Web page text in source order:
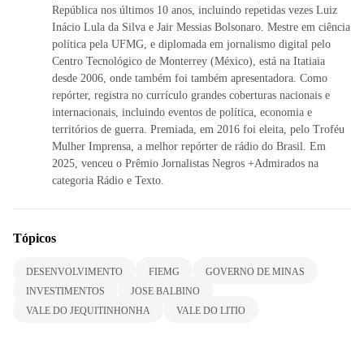
República nos últimos 10 anos, incluindo repetidas vezes Luiz
Inácio Lula da Silva e Jair Messias Bolsonaro. Mestre em ciência
política pela UFMG, e diplomada em jornalismo digital pelo
Centro Tecnológico de Monterrey (México), está na Itatiaia
desde 2006, onde também foi também apresentadora. Como
repórter, registra no currículo grandes coberturas nacionais e
internacionais, incluindo eventos de política, economia e
territórios de guerra. Premiada, em 2016 foi eleita, pelo Troféu
Mulher Imprensa, a melhor repórter de rádio do Brasil. Em
2025, venceu o Prêmio Jornalistas Negros +Admirados na
categoria Rádio e Texto.
Tópicos
DESENVOLVIMENTO FIEMG
GOVERNO DE MINAS
INVESTIMENTOS
JOSE BALBINO
VALE DO JEQUITINHONHA
VALE DO LITIO